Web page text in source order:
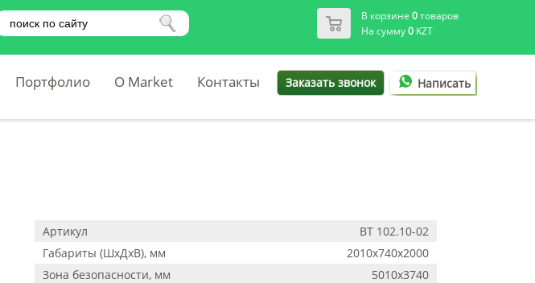
В корзине 0товаров
На сумму0KZT
Портфолио O Market Контакты Заказать звонок Написать
Артикул
ВТ 102.10-02
Габариты (ШхДхВ), мм
2010х740х2000
Зона безопасности, мм
5010х3740